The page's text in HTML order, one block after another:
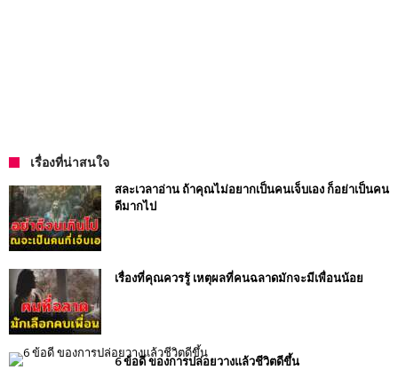
เรื่องที่น่าสนใจ
สละเวลาอ่าน ถ้าคุณไม่อยากเป็นคนเจ็บเอง ก็อย่าเป็นคน
ดีมากไป
เรื่องที่คุณควรรู้ เหตุผลที่คนฉลาดมักจะมีเพื่อนน้อย
6 ข้อดี ของการปล่อยวางแล้วชีวิตดีขึ้น